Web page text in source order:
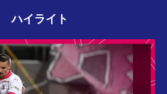
ハイライト